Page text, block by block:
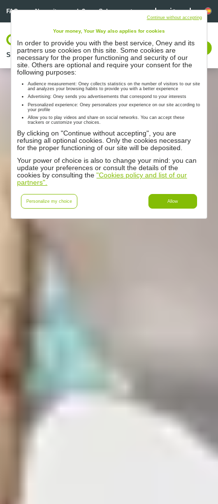
FAQ ¿Necesitas ayuda? Sobre nosotros Linkedin
Linkedin
Soluciones Partners Acompañamiento Recursos
Log In
Contactarnos
Your money, Your Way also applies for cookies
In order to provide you with the best service, Oney and its
partners use cookies on this site. Some cookies are
necessary for the proper functioning and security of our
site. Others are optional and require your consent for the
following purposes:
Audience measurement: Oney collects statistics on the number of visitors to our site
and analyzes your browsing habits to provide you with a better experience
Advertising: Oney sends you advertisements that correspond to your interests
Personalized experience: Oney personalizes your experience on our site according to
your profile
Allow you to play videos and share on social networks. You can accept these
trackers or customize your choices.
By clicking on "Continue without accepting", you are
refusing all optional cookies. Only the cookies necessary
for the proper functioning of our site will be deposited.
Your power of choice is also to change your mind: you can
update your preferences or consult the details of the
cookies by consulting the"Cookies policy and list of our
partners".
Personalize my choice Allow
Continue without accepting